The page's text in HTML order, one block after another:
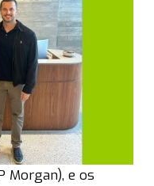
Morgan), e os